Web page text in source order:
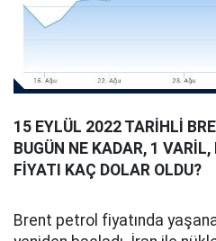
15 EYLÜL 2022 TARİHLİ
BUGÜN NE KADAR, 1
FİYATI KAÇ DOLAR OLDU?
Brent petrol fiyatında